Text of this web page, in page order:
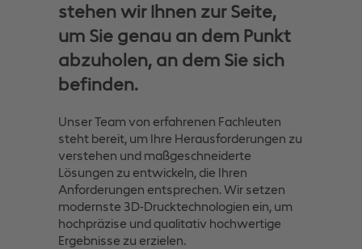
stehen wir Ihnen zur Seite,
um Sie genau an dem Punkt
abzuholen, an dem Sie sich
befinden.
Unser Team von erfahrenen Fachleuten
steht bereit, um Ihre Herausforderungen zu
verstehen und maßgeschneiderte
Lösungen zu entwickeln, die Ihren
Anforderungen entsprechen. Wir setzen
modernste 3D-Drucktechnologien ein, um
hochpräzise und qualitativ hochwertige
Ergebnisse zu erzielen.